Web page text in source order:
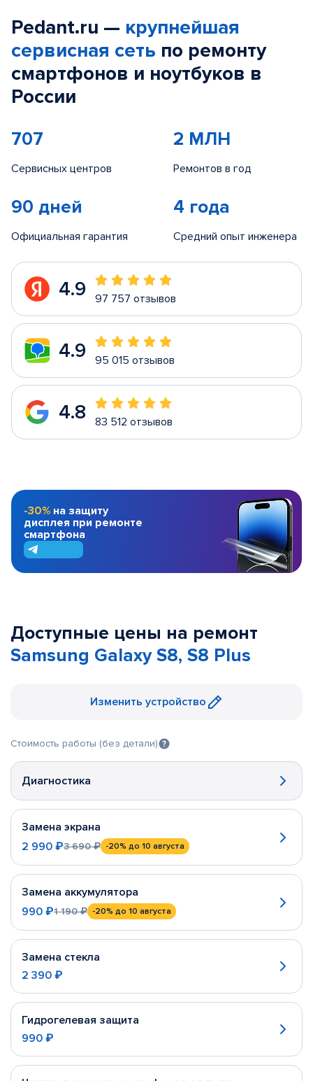
Pedant.ru — крупнейшая
сервисная сеть по ремонту
смартфонов и ноутбуков в
России
707
Сервисных центров
2 МЛН
Ремонтов в год
90 дней
Официальная гарантия
4 года
Средний опыт инженера
4.9 97 757 отзывов
4.9 95 015 отзывов
4.8 83 512 отзывов
-30% на защиту
дисплея при ремонте
смартфона
Доступные цены на ремонт
Samsung Galaxy S8, S8 Plus
Изменить устройство
Стоимость работы (без детали)
Диагностика
Замена экрана
2 990 ₽3 690 ₽ -20% до 10 августа
Замена аккумулятора
990 ₽1 190 ₽ -20% до 10 августа
Замена стекла
2 390 ₽
Гидрогелевая защита
990 ₽